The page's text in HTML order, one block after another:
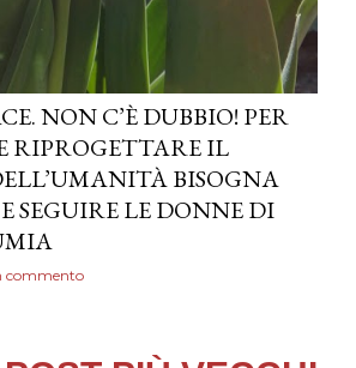
NON C’È DUBBIO! PER
RIPROGETTARE IL
BISOGNA
SEGUIRE LE DONNE DI
commento